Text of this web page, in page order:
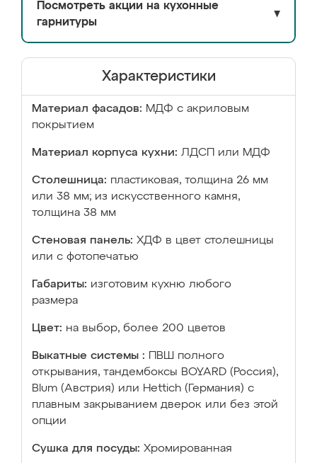
Посмотреть акции на кухонные
гарнитуры
▼
Характеристики
Материал фасадов: МДФ с акриловым
покрытием
Материал корпуса кухни: ЛДСП или МДФ
Столешница: пластиковая, толщина 26 мм
или 38 мм; из искусственного камня,
толщина 38 мм
Стеновая панель: ХДФ в цвет столешницы
или с фотопечатью
Габариты: изготовим кухню любого
размера
Цвет: на выбор, более 200 цветов
Выкатные системы :
ПВШ полного
открывания, тандембоксы BOYARD (Россия),
Blum (Австрия) или Hettich (Германия) с
плавным закрыванием дверок или без этой
опции
Сушка для посуды: Хромированная